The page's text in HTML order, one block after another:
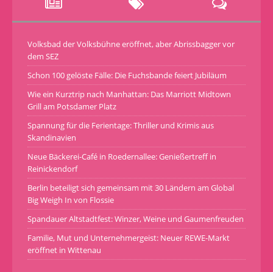
Volksbad der Volksbühne eröffnet, aber Abrissbagger vor
dem SEZ
Schon 100 gelöste Fälle: Die Fuchsbande feiert Jubiläum
Wie ein Kurztrip nach Manhattan: Das Marriott Midtown
Grill am Potsdamer Platz
Spannung für die Ferientage: Thriller und Krimis aus
Skandinavien
Neue Bäckerei-Café in Roedernallee: Genießertreff in
Reinickendorf
Berlin beteiligt sich gemeinsam mit 30 Ländern am Global
Big Weigh In von Flossie
Spandauer Altstadtfest: Winzer, Weine und Gaumenfreuden
Familie, Mut und Unternehmergeist: Neuer REWE-Markt
eröffnet in Wittenau